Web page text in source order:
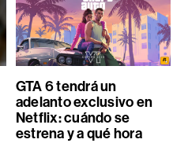
GTA 6 tendrá un
adelanto exclusivo en
Netflix: cuándo se
estrena y a qué hora